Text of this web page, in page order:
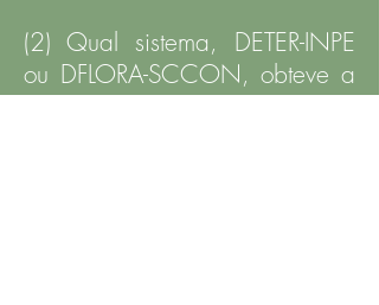
(2) Qual sistema, DETER-INPE
ou DFLORA-SCCON, obteve a